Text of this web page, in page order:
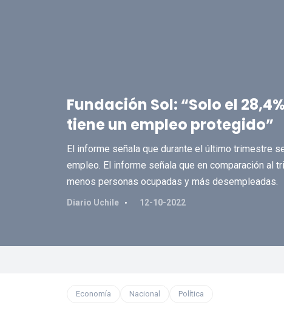
Fundación Sol: “Solo el
tiene un empleo protegido”
El informe señala que durante el último trimestre
empleo. El informe señala que en comparación al
menos personas ocupadas y más desempleadas.
Diario Uchile 12-10-2022
Economía Nacional Política